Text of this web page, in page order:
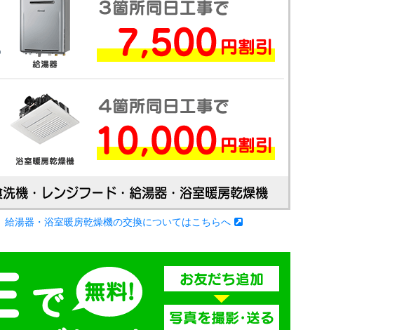
給湯器・浴室暖房乾燥機の交換についてはこちらへ